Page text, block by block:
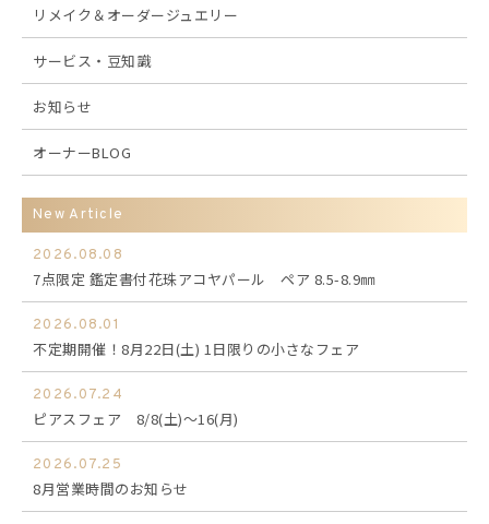
リメイク＆オーダージュエリー
サービス・豆知識
お知らせ
オーナーBLOG
New Article
2026.08.08
7点限定 鑑定書付花珠アコヤパール ペア 8.5-8.9㎜
2026.08.01
不定期開催！8月22日(土) 1日限りの小さなフェア
2026.07.24
ピアスフェア 8/8(土)～16(月)
2026.07.25
8月営業時間のお知らせ